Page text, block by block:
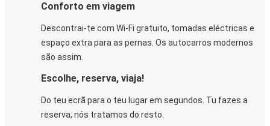
Conforto em viagem
Descontrai-te com Wi-Fi gratuito, tomadas eléctricas e
espaço extra para as pernas. Os autocarros modernos
são assim.
Escolhe, reserva, viaja!
Do teu ecrã para o teu lugar em segundos. Tu fazes a
reserva, nós tratamos do resto.